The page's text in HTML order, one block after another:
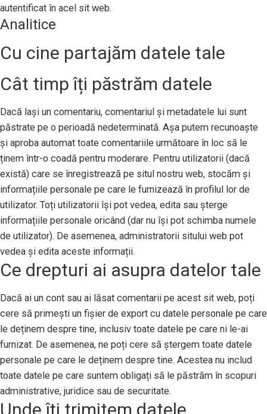
autentificat în acel sit web.
Analitice
Cu cine partajăm datele tale
Cât timp îți păstrăm datele
Dacă lași un comentariu, comentariul și metadatele lui sunt
păstrate pe o perioadă nedeterminată. Așa putem recunoaște
și aproba automat toate comentariile următoare în loc să le
ținem într-o coadă pentru moderare. Pentru utilizatorii (dacă
există) care se înregistrează pe situl nostru web, stocăm și
informațiile personale pe care le furnizează în profilul lor de
utilizator. Toți utilizatorii își pot vedea, edita sau șterge
informațiile personale oricând (dar nu își pot schimba numele
de utilizator). De asemenea, administratorii sitului web pot
vedea și edita aceste informații.
Ce drepturi ai asupra datelor tale
Dacă ai un cont sau ai lăsat comentarii pe acest sit web, poți
cere să primești un fișier de export cu datele personale pe care
le deținem despre tine, inclusiv toate datele pe care ni le-ai
furnizat. De asemenea, ne poți cere să ștergem toate datele
personale pe care le deținem despre tine. Acestea nu includ
toate datele pe care suntem obligați să le păstrăm în scopuri
administrative, juridice sau de securitate.
Unde îți trimitem datele